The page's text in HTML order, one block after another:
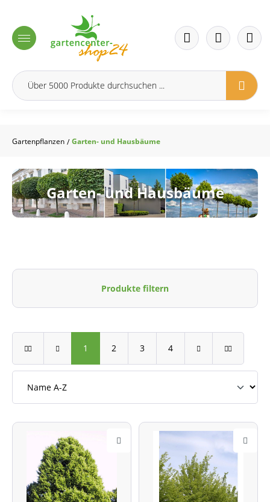
Gartenpflanzen / Garten- und Hausbäume
Garten- und Hausbäume
Produkte filtern
1 2 3 4